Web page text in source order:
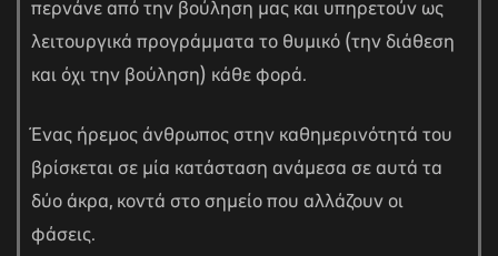
περνάνε από την βούληση μας και υπηρετούν ως
λειτουργικά προγράμματα το θυμικό (την διάθεση
και όχι την βούληση) κάθε φορά.
Ένας ήρεμος άνθρωπος στην καθημερινότητά του
βρίσκεται σε μία κατάσταση ανάμεσα σε αυτά τα
δύο άκρα, κοντά στο σημείο που αλλάζουν οι
φάσεις.